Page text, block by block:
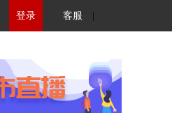
登录 客服